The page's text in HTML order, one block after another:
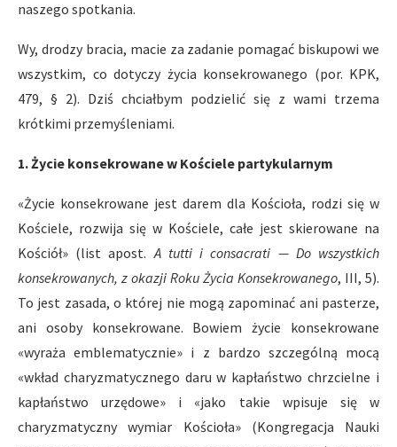
naszego spotkania.
Wy, drodzy bracia, macie za zadanie pomagać biskupowi we
wszystkim, co dotyczy życia konsekrowanego (por. KPK,
479, § 2). Dziś chciałbym podzielić się z wami trzema
krótkimi przemyśleniami.
1. Życie konsekrowane w Kościele partykularnym
«Życie konsekrowane jest darem dla Kościoła, rodzi się w
Kościele, rozwija się w Kościele, całe jest skierowane na
Kościół» (list apost. A tutti i consacrati — Do wszystkich
konsekrowanych, z okazji Roku Życia Konsekrowanego, III, 5).
To jest zasada, o której nie mogą zapominać ani pasterze,
ani osoby konsekrowane. Bowiem życie konsekrowane
«wyraża emblematycznie» i z bardzo szczególną mocą
«wkład charyzmatycznego daru w kapłaństwo chrzcielne i
kapłaństwo urzędowe» i «jako takie wpisuje się w
charyzmatyczny wymiar Kościoła» (Kongregacja Nauki